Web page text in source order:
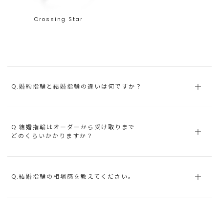
Crossing Star
Q.婚約指輪と結婚指輪の違いは何ですか？
Q.結婚指輪はオーダーから受け取りまで
どのくらいかかりますか？
Q.結婚指輪の相場感を教えてください。